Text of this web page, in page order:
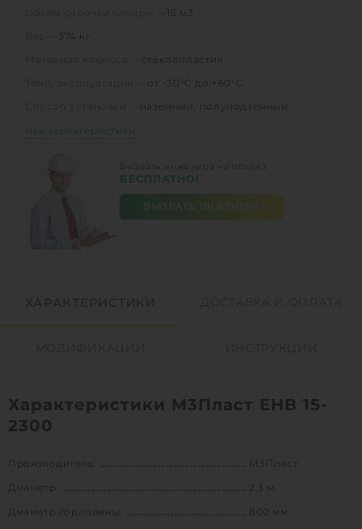
15 м3
374 кг
стеклопластик
от -30°C до +60°C
наземный, полуподземный
Все характеристики
БЕСПЛАТНО!
Характеристики М3Пласт ЕНВ 15-
2300
Производитель:
М3Пласт
Диаметр:
2.3 м
Диаметр горловины:
800 мм